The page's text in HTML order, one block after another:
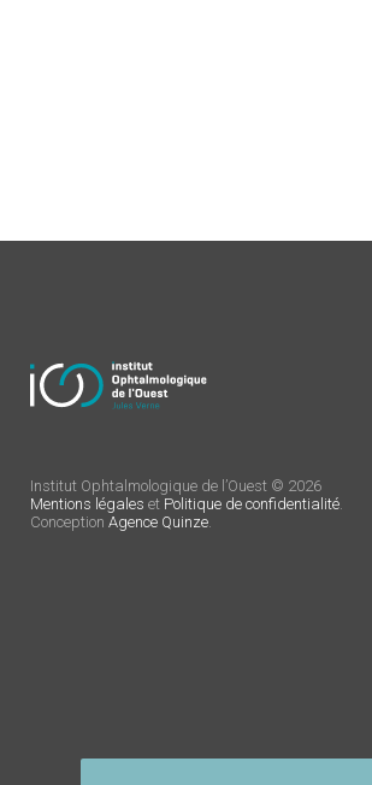
Institut Ophtalmologique de l’Ouest © 2026
Mentions légales et Politique de confidentialité.
Conception Agence Quinze.